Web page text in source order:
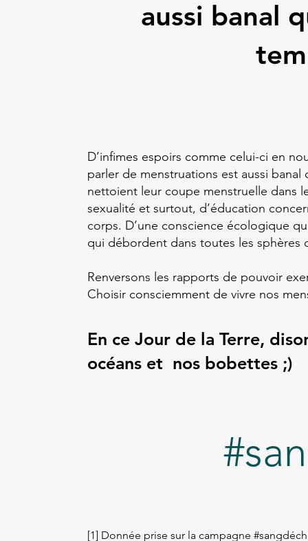
aussi banal
D’infimes espoirs comme celui-ci en
parler de menstruations est aussi
nettoient leur coupe menstruelle dans
sexualité et surtout, d’éducation
corps. D’une conscience écologique
qui débordent dans toutes les sphères
Renversons les rapports de pouvoir
Choisir consciemment de vivre nos
En ce Jour de la Terre,
océans et nos bobettes ;)
[1] Donnée prise sur la campagne